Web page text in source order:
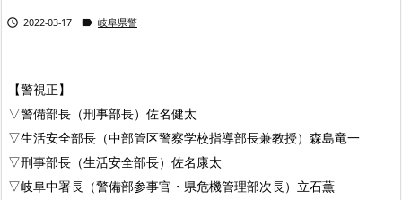
 2022-03-17  岐阜県警
【警視正】
▽警備部長（刑事部長）佐名健太
▽生活安全部長（中部管区警察学校指導部長兼教授）森島竜一
▽刑事部長（生活安全部長）佐名康太
▽岐阜中署長（警備部参事官・県危機管理部次長）立石薫